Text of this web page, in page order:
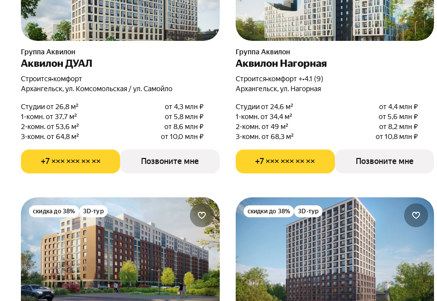
Группа Аквилон
Аквилон ДУАЛ
Строится•комфорт
Архангельск, ул. Комсомольская / ул. Самойло
Студии от 26,8 м²
от 4,3 млн ₽
1-комн. от 37,7 м²
от 5,8 млн ₽
2-комн. от 53,6 м²
от 8,6 млн ₽
3-комн. от 64,8 м²
от 10,0 млн ₽
+7 ××× ××× ×× ×× Позвоните мне
Группа Аквилон
Аквилон Нагорная
Строится•комфорт +•4.1 (9)
Архангельск, ул. Нагорная
Студии от 24,6 м²
от 4,4 млн ₽
1-комн. от 34,4 м²
от 5,6 млн ₽
2-комн. от 49 м²
от 8,2 млн ₽
3-комн. от 68,3 м²
от 10,8 млн ₽
+7 ××× ××× ×× ×× Позвоните мне
скидка до 38% 3D-тур скидки до 38% 3D-тур